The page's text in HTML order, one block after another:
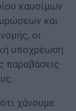
καυσίμων
και
οι
υποχρέωση
παραβάσεις
χάνουμε